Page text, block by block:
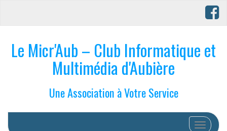
Le Micr'Aub – Club Informatique et
Multimédia d'Aubière
Une Association à Votre Service
Afficher/